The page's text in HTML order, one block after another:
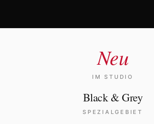
Shop
Neu
IM STUDIO
Black & Grey
SPEZIALGEBIET